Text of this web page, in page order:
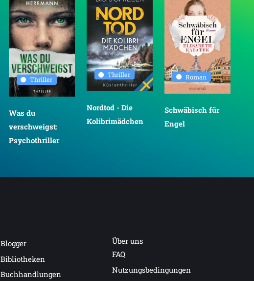
Thriller
Was du
verschweigst:
Psychothriller
Thriller
Nordtod - Die
Kolibrimädchen
Roman
Schwäbisch für
Engel
Blogger
Bibliotheken
Buchhandlungen
Über uns
FAQ
Nutzungsbedingungen